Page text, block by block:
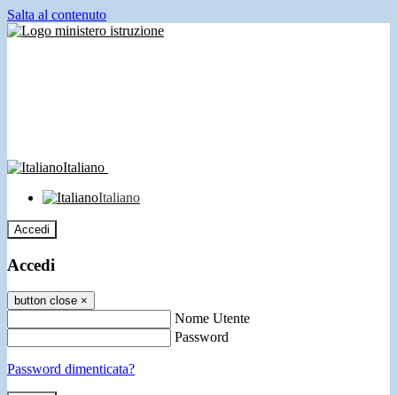
Salta al contenuto
Italiano
Italiano
Accedi
Accedi
button close ×
Nome Utente
Password
Password dimenticata?